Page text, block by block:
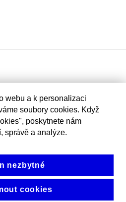
webu a k personalizaci
soubory cookies. Když
poskytnete nám
správě a analýze.
nezbytné
cookies